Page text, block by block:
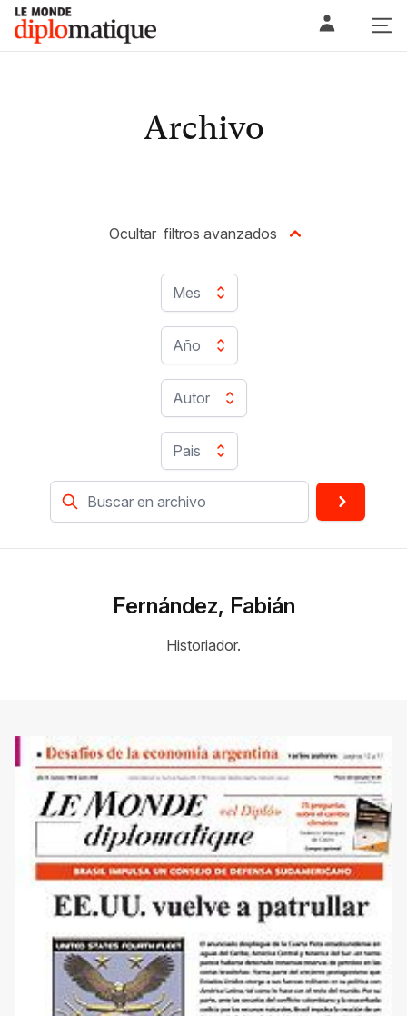
Skip
content
Le monde diplomatique
Archivo
Mes
Año
Autor
Pais
Ocultar filtros avanzados
Fernández, Fabián
Historiador.